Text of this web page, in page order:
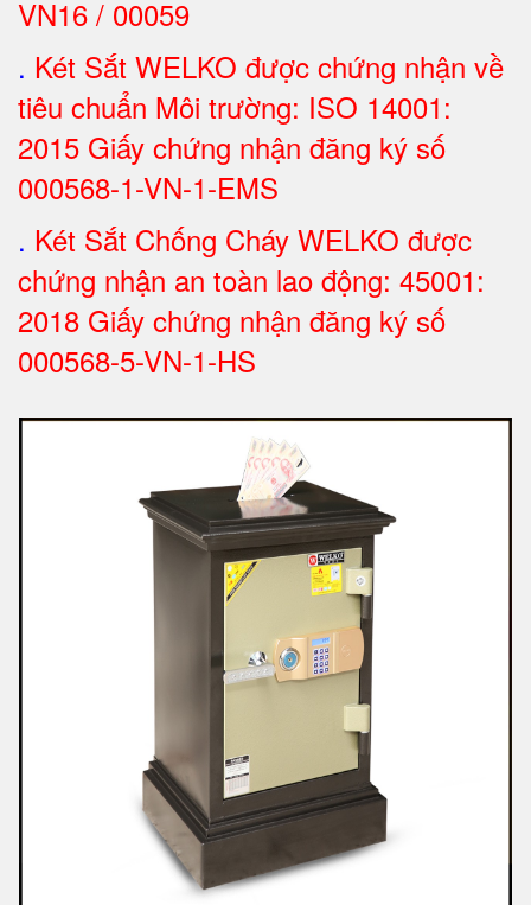
VN16 / 00059
. Két Sắt WELKO được chứng nhận về
tiêu chuẩn Môi trường: ISO 14001:
2015 Giấy chứng nhận đăng ký số
000568-1-VN-1-EMS
. Két Sắt Chống Cháy WELKO được
chứng nhận an toàn lao động: 45001:
2018 Giấy chứng nhận đăng ký số
000568-5-VN-1-HS